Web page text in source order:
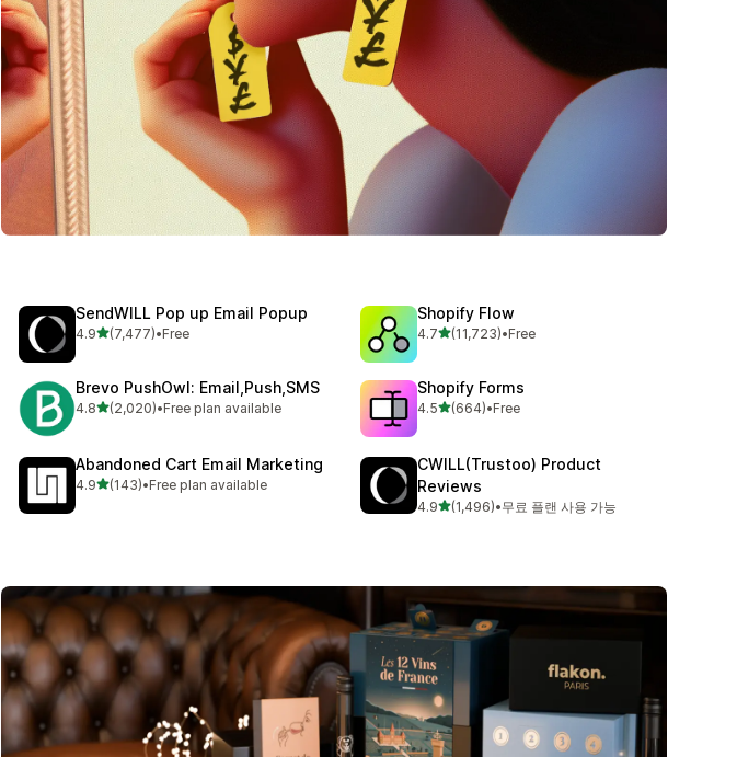
SendWILL Pop up Email Popup
4.9별 5개 중
(7,477)
총 리뷰 7477개
•Free
Shopify Flow
4.7별 5개 중
(11,723)
총 리뷰 11723개
•Free
Brevo PushOwl: Email,Push,SMS
4.8별 5개 중
(2,020)
총 리뷰 2020개
•Free plan available
Shopify Forms
4.5별 5개 중
(664)
총 리뷰 664개
•Free
Abandoned Cart Email Marketing
4.9별 5개 중
(143)
총 리뷰 143개
•Free plan available
CWILL(Trustoo) Product
Reviews
4.9별 5개 중
(1,496)
총 리뷰 1496개
•무료 플랜 사용 가능